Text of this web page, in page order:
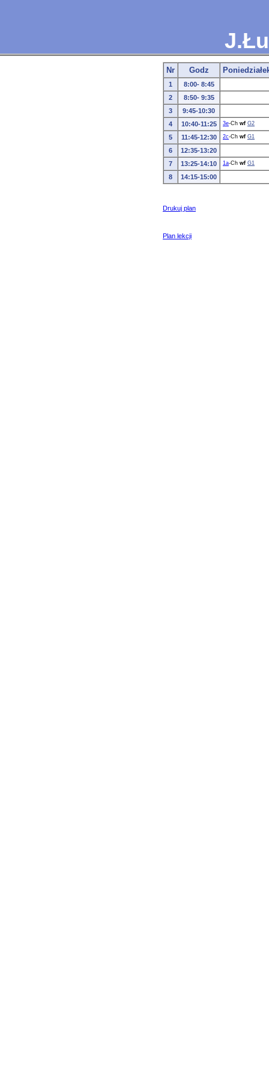
Nr Godz
1
8:00- 8:45
2
8:50- 9:35
3
9:45-10:30
4
10:40-11:25 3e-Ch wf G2
5 11:45-12:30 2c-Ch wf G1
6
12:35-13:20
7
13:25-14:10 1a-Ch wf G1
8 14:15-15:00
Drukuj plan
Plan lekcji